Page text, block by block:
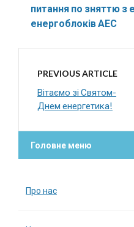
питання по зняттю з
енергоблоків АЕС
PREVIOUS ARTICLE
Вітаємо зі Святом-
Днем енергетика!
Головне меню
Про нас